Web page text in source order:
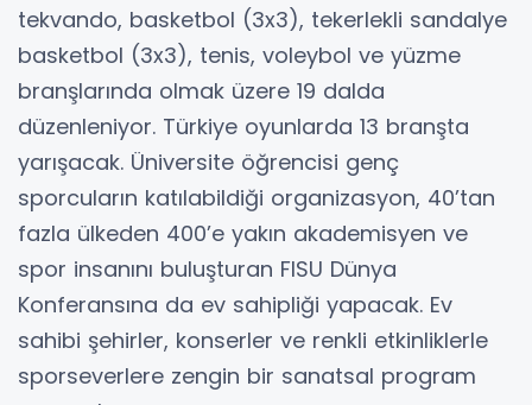
tekvando, basketbol (3x3), tekerlekli sandalye
basketbol (3x3), tenis, voleybol ve yüzme
branşlarında olmak üzere 19 dalda
düzenleniyor. Türkiye oyunlarda 13 branşta
yarışacak. Üniversite öğrencisi genç
sporcuların katılabildiği organizasyon, 40’tan
fazla ülkeden 400’e yakın akademisyen ve
spor insanını buluşturan FISU Dünya
Konferansına da ev sahipliği yapacak. Ev
sahibi şehirler, konserler ve renkli etkinliklerle
sporseverlere zengin bir sanatsal program